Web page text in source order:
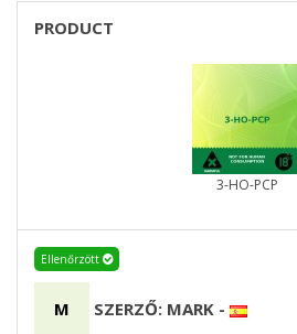
PRODUCT
3-HO-PCP
Ellenőrzött
M SZERZŐ: MARK -